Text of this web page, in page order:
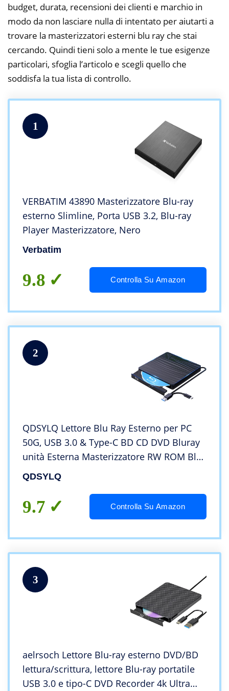
budget, durata, recensioni dei clienti e marchio in
modo da non lasciare nulla di intentato per aiutarti a
trovare la masterizzatori esterni blu ray che stai
cercando. Quindi tieni solo a mente le tue esigenze
particolari, sfoglia l’articolo e scegli quello che
soddisfa la tua lista di controllo.
1
VERBATIM 43890 Masterizzatore Blu-ray
esterno Slimline, Porta USB 3.2, Blu-ray
Player Masterizzatore, Nero
Verbatim
9.8 Controlla Su Amazon
2
QDSYLQ Lettore Blu Ray Esterno per PC
50G, USB 3.0 & Type-C BD CD DVD Bluray
unità Esterna Masterizzatore RW ROM Blu-
ray drive per laptop Mac PC Windows
11/10/8/7/XP/Linux/MacOS HD 1080P
QDSYLQ
9.7 Controlla Su Amazon
3
aelrsoch Lettore Blu-ray esterno DVD/BD
lettura/scrittura, lettore Blu-ray portatile
USB 3.0 e tipo-C DVD Recorder 4k Ultra